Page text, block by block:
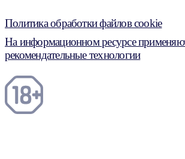
Политика обработки файлов cookie
На информационном ресурсе
рекомендательные технологии